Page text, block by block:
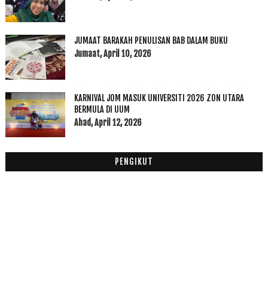
►Jun(16)
►April(5)
► Mac(15)
►Februari(12)
▼Januari(21)
Ingatkan Percuma Rupanya Berbayar
REZEKI PERCUMA
Checkp up 29 Minggu Kehamilan
Jangan Merungut Depan Anak
JUMAAT BARAKAH PENULISAN BAB DALAM BUKU
Jumaat, April 10, 2026
KARNIVAL JOM MASUK UNIVERSITI 2026 ZON UTARA
BERMULA DI UUM
Ahad, April 12, 2026
PENGIKUT